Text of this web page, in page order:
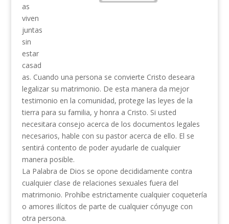
as
viven
juntas
sin
estar
casad
as. Cuando una persona se convierte Cristo deseara
legalizar su matrimonio. De esta manera da mejor
testimonio en la comunidad, protege las leyes de la
tierra para su familia, y honra a Cristo. Si usted
necesitara consejo acerca de los documentos legales
necesarios, hable con su pastor acerca de ello. El se
sentirá contento de poder ayudarle de cualquier
manera posible.
La Palabra de Dios se opone decididamente contra
cualquier clase de relaciones sexuales fuera del
matrimonio. Prohíbe estrictamente cualquier coquetería
o amores ilícitos de parte de cualquier cónyuge con
otra persona.